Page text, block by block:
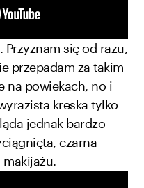
. Przyznam się od razu,
przepadam za takim
na powiekach, no i
kreska tylko
jednak bardzo
czarna
makijażu.